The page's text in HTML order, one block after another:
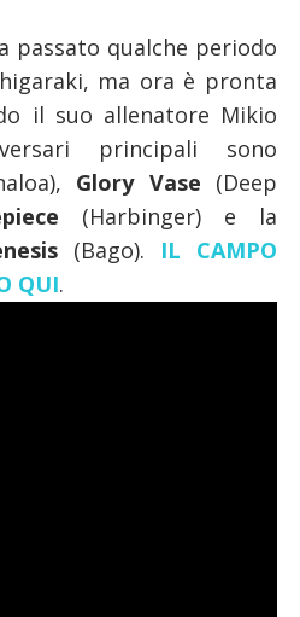
passato qualche periodo
ma ora è pronta
il suo allenatore Mikio
principali sono
Glory Vase (Deep
(Harbinger) e la
(Bago). IL CAMPO
QUI.